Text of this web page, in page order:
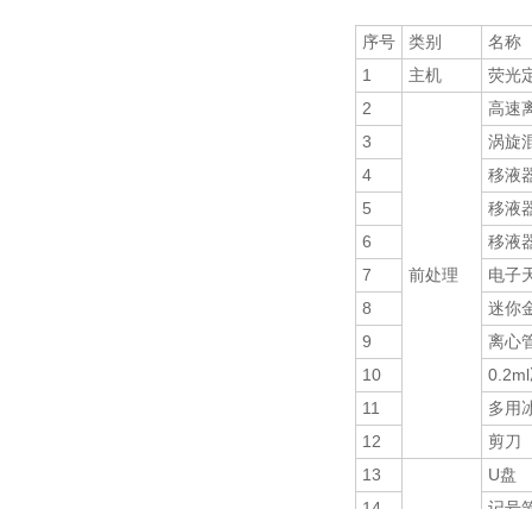
序号 类别
名称
1
主机
荧光
2
前处理
高速
3
涡旋
4
移液
5
移液
6
移液
7
电子
8
迷你
9
离心
10
11
多用
12
剪刀
13
U盘